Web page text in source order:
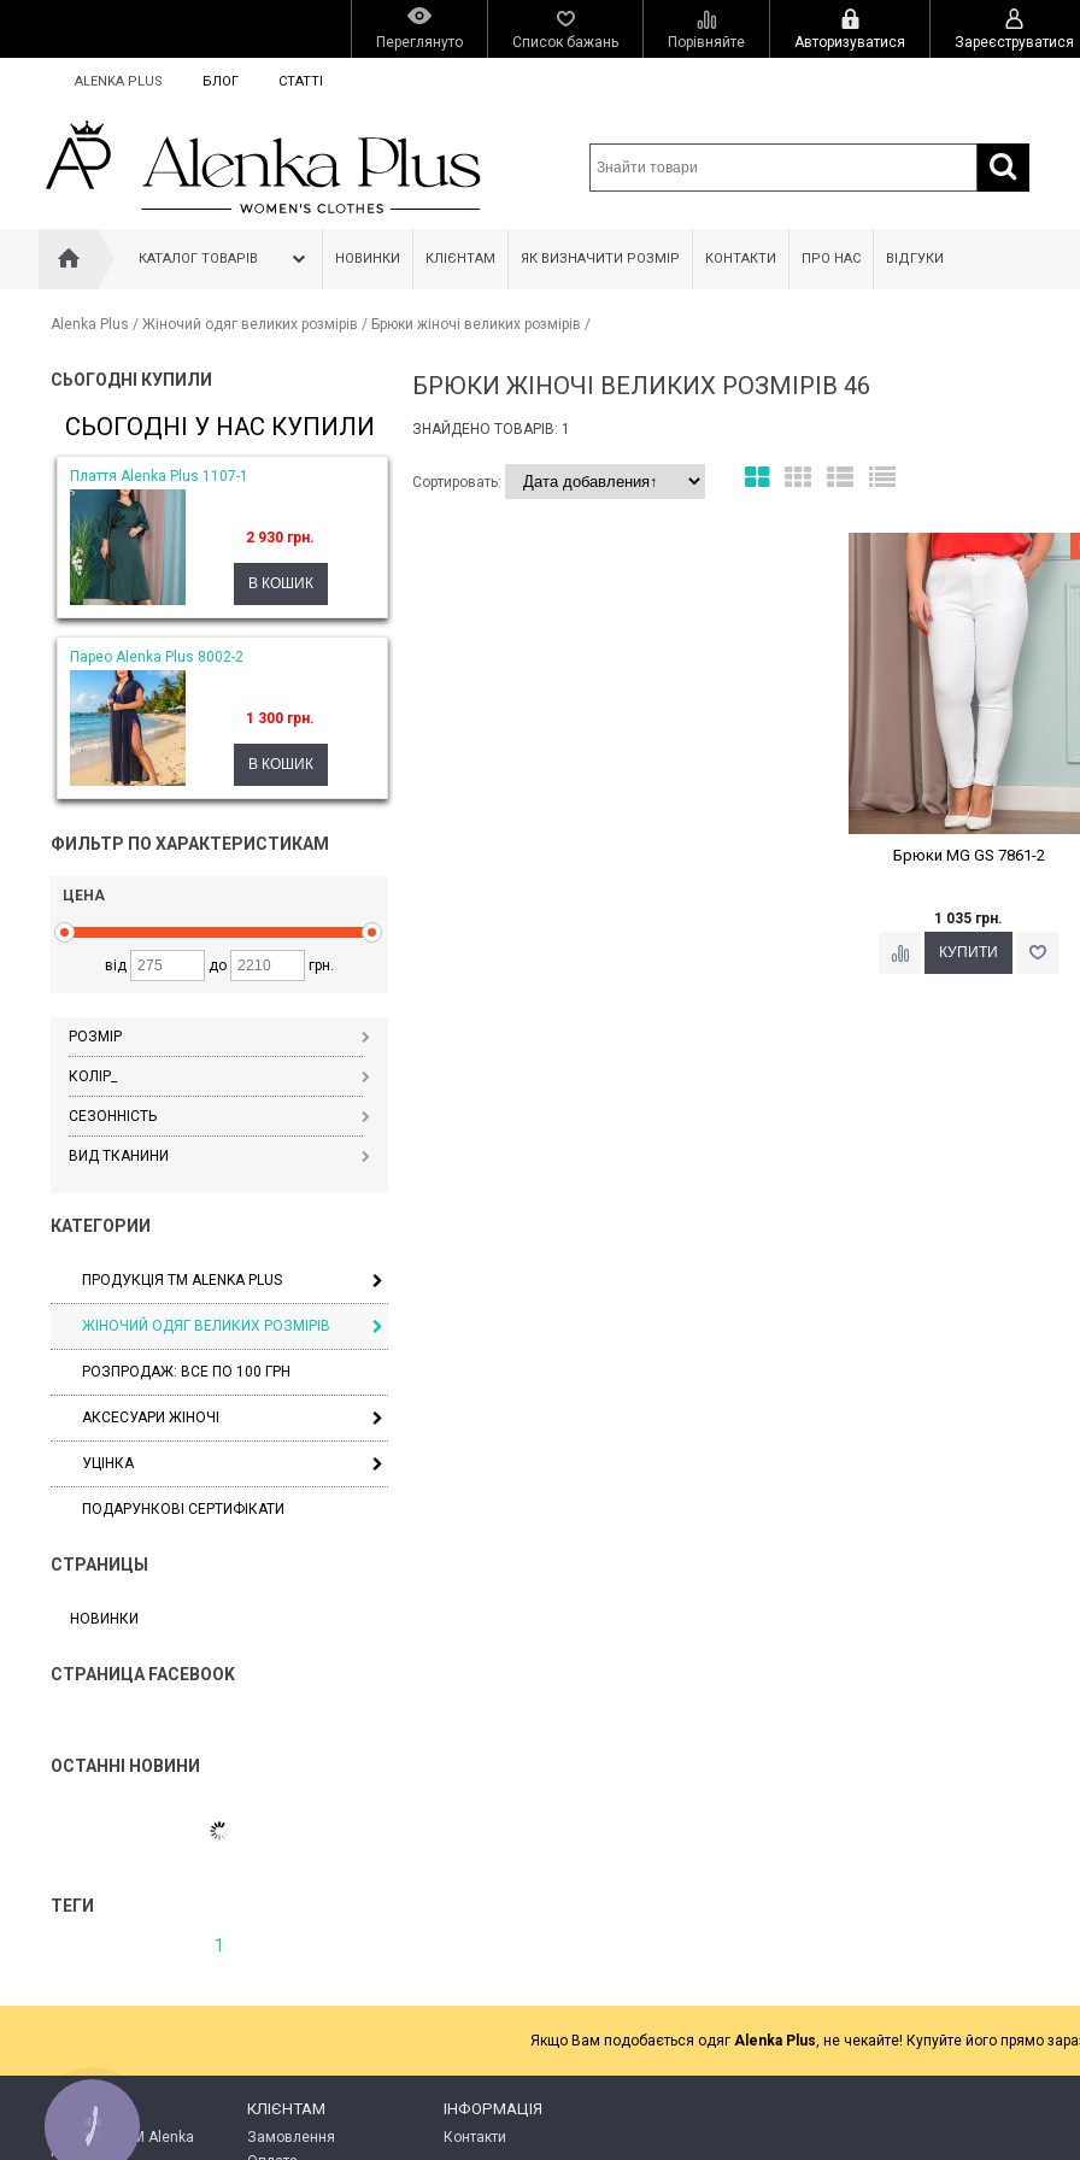
Переглянуто Список бажань Порівняйте Авторизуватися Зареєструватися
ALENKA PLUS БЛОГ СТАТТІ
КАТАЛОГ ТОВАРІВ НОВИНКИ КЛІЄНТАМ ЯК ВИЗНАЧИТИ РОЗМІР КОНТАКТИ ПРО НАС ВІДГУКИ
Alenka Plus / Жіночий одяг великих розмірів / Брюки жіночі великих розмірів /
СЬОГОДНІ КУПИЛИ
СЬОГОДНІ У НАС КУПИЛИ
Плаття Alenka Plus 1107-1
2 930 грн.
Парео Alenka Plus 8002-2
1 300 грн.
ФИЛЬТР ПО ХАРАКТЕРИСТИКАМ
ЦЕНА
від до грн.
РОЗМІР
КОЛІР_
СЕЗОННІСТЬ
ВИД ТКАНИНИ
КАТЕГОРИИ
ПРОДУКЦІЯ ТМ ALENKA PLUS
ЖІНОЧИЙ ОДЯГ ВЕЛИКИХ РОЗМІРІВ
РОЗПРОДАЖ: ВСЕ ПО 100 ГРН
АКСЕСУАРИ ЖІНОЧІ
УЦІНКА
ПОДАРУНКОВІ СЕРТИФІКАТИ
СТРАНИЦЫ
НОВИНКИ
СТРАНИЦА FACEBOOK
ОСТАННІ НОВИНИ
ТЕГИ
1
БРЮКИ ЖІНОЧІ ВЕЛИКИХ РОЗМІРІВ 46
ЗНАЙДЕНО ТОВАРІВ: 1
Сортировать:
Наклейки Варіант з %
Брюки MG GS 7861-2
1 035 грн.
Якщо Вам подобається одяг Alenka Plus , не чекайте! Купуйте його прямо
КАТАЛОГ
Продукція ТМ Alenka
Plus
КЛІЄНТАМ
Замовлення
ІНФОРМАЦІЯ
Контакти
КНОПКА
ЗВ'ЯЗКУ